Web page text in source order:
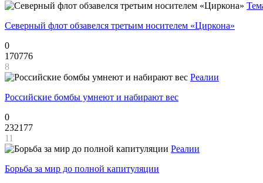
Северный флот обзавелся третьим носителем «Циркона»
0
170776
8
Реалии
Российские бомбы умнеют и набирают вес
0
232177
11
Реалии
Борьба за мир до полной капитуляции